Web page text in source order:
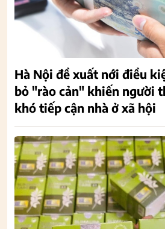
Hà Nội đề xuất nới điều
bỏ "rào cản" khiến người
khó tiếp cận nhà ở xã hội